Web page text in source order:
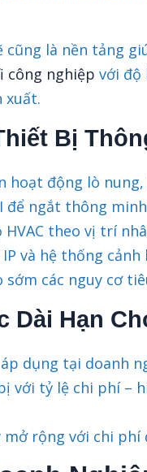
cũng là nền tảng
công nghiệp với độ
xuất.
Bị
động lò nung,
để ngắt thông
theo vị trí
và hệ thống cảnh
sớm các nguy cơ
Dài Hạn
áp dụng tại doanh
với tỷ lệ chi phí –
mở rộng với chi phí